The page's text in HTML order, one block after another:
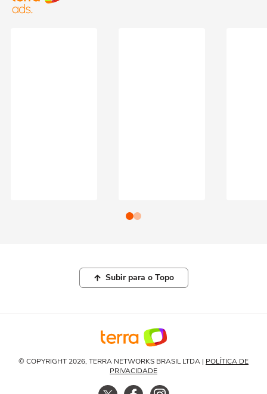
Subir para o Topo
© COPYRIGHT 2026, TERRA NETWORKS BRASIL LTDA | POLÍTICA DE
PRIVACIDADE